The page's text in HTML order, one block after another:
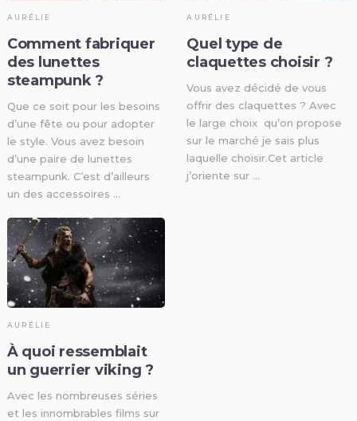
AURÉLIE
Comment fabriquer
des lunettes
steampunk ?
Que ce soit pour les besoins
d’une fête ou pour adopter
le style. Vous avez besoin
d’une paire de lunettes
steampunk. C’est d’ailleurs
un des accessoires …
AURÉLIE
Quel type de
claquettes choisir ?
Vous avez décidé de vous
offrir des claquettes ? Avec
le large choix qu’on propose
sur le marché je sais plus
laquelle choisir.Cet article
j’oriente sur …
AURÉLIE
À quoi ressemblait
un guerrier viking ?
Avec les nombreuses séries
et les innombrables films sur